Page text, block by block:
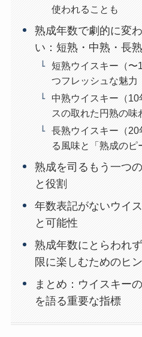
使われることも
熟成年数で劇的に変
い：短熟・中熟・長
短熟ウイスキー（〜
つフレッシュな魅力
中熟ウイスキー（
スの取れた円熟の味
長熟ウイスキー（
る風味と「熟成のピ
熟成を司るもう一つ
と役割
年数表記がないウイ
と可能性
熟成年数にとらわれ
限に楽しむためのヒ
まとめ：ウイスキー
を語る重要な指標